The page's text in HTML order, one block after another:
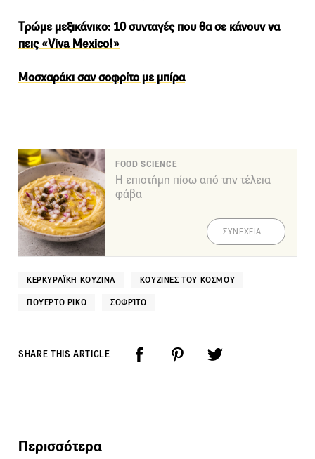
Tρώμε μεξικάνικο: 10 συνταγές που θα σε κάνουν να
πεις «Viva Mexico!»
Μοσχαράκι σαν σοφρίτο με μπίρα
FOOD SCIENCE
Η επιστήμη πίσω από την τέλεια
φάβα
ΣΥΝΕΧΕΙΑ
ΚΕΡΚΥΡΑΪΚΉ ΚΟΥΖΊΝΑ ΚΟΥΖΊΝΕΣ ΤΟΥ ΚΌΣΜΟΥ
ΠΟΥΈΡΤΟ ΡΊΚΟ ΣΟΦΡΊΤΟ
SHARE THIS ARTICLE
Περισσότερα